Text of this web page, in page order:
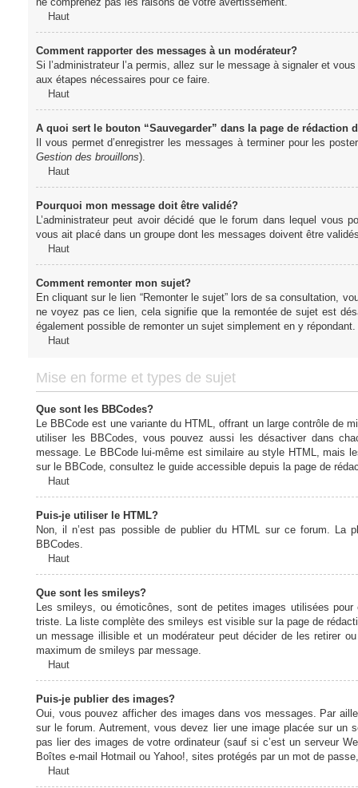
Haut
Comment rapporter des messages à un modérateur?
Si l’administrateur l’a permis, allez sur le message à signaler et
aux étapes nécessaires pour ce faire.
Haut
A quoi sert le bouton “Sauvegarder” dans la page de rédaction
Il vous permet d’enregistrer les messages à terminer pour les
Gestion des brouillons).
Haut
Pourquoi mon message doit être validé?
L’administrateur peut avoir décidé que le forum dans lequel vous
vous ait placé dans un groupe dont les messages doivent être
Haut
Comment remonter mon sujet?
En cliquant sur le lien “Remonter le sujet” lors de sa consultation,
ne voyez pas ce lien, cela signifie que la remontée de sujet est
également possible de remonter un sujet simplement en y
Haut
Mise en forme et types de sujet
Que sont les BBCodes?
Le BBCode est une variante du HTML, offrant un large contrôle de
utiliser les BBCodes, vous pouvez aussi les désactiver dans
message. Le BBCode lui-même est similaire au style HTML, mais
sur le BBCode, consultez le guide accessible depuis la page de
Haut
Puis-je utiliser le HTML?
Non, il n’est pas possible de publier du HTML sur ce forum. La
BBCodes.
Haut
Que sont les smileys?
Les smileys, ou émoticônes, sont de petites images utilisées
triste. La liste complète des smileys est visible sur la page de
un message illisible et un modérateur peut décider de les retirer
maximum de smileys par message.
Haut
Puis-je publier des images?
Oui, vous pouvez afficher des images dans vos messages. Par
sur le forum. Autrement, vous devez lier une image placée sur un
pas lier des images de votre ordinateur (sauf si c’est un serveur
Boîtes e-mail Hotmail ou Yahoo!, sites protégés par un mot de
Haut